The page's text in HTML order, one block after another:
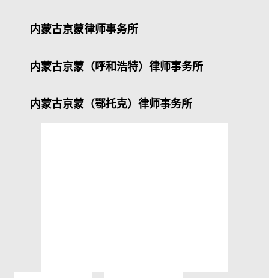
内蒙古京蒙律师事务所
内蒙古京蒙（呼和浩特）律师事务所
内蒙古京蒙（鄂托克）律师事务所